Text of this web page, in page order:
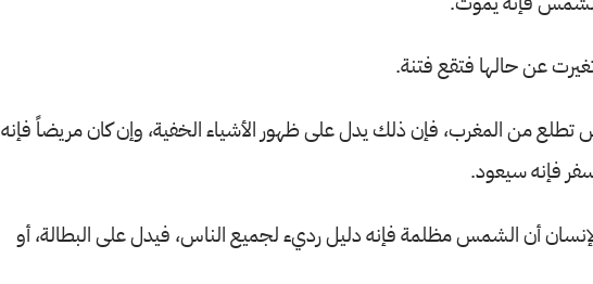
عن حالها فتقع فتنة.
من المغرب، فإن ذلك يدل على ظهور الأشياء الخفية، وإن كان مريضاً فإنه
فإنه سيعود.
أن الشمس مظلمة فإنه دليل رديء لجميع الناس، فيدل على البطالة، أو